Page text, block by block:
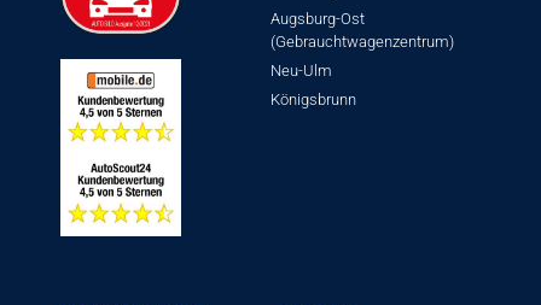
Augsburg-Ost
(Gebrauchtwagenzentrum)
Neu-Ulm
Königsbrunn